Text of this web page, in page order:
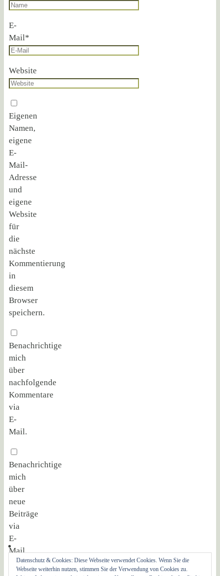
E-
Mail*
Website
Eigenen
Namen,
eigene
E-
Mail-
Adresse
und
eigene
Website
für
die
nächste
Kommentierung
in
diesem
Browser
speichern.
Benachrichtige
mich
über
nachfolgende
Kommentare
via
E-
Mail.
Benachrichtige
mich
über
neue
Beiträge
via
E-
Mail.
Datenschutz & Cookies: Diese Webseite verwendet Cookies. Wenn Sie die
Webseite weiterhin nutzen, stimmen Sie der Verwendung von Cookies zu.